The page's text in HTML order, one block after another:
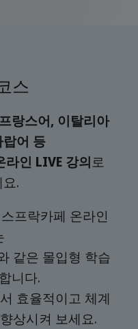
스
랑스어, 이탈리아
어 등
라인 LIVE 강의로
.
프락카페 온라인
같은 몰입형 학습
니다.
효율적이고 체계
상시켜 보세요.